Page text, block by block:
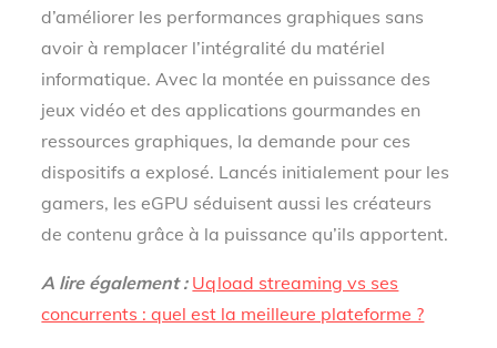
d’améliorer les performances graphiques sans
avoir à remplacer l’intégralité du matériel
informatique. Avec la montée en puissance des
jeux vidéo et des applications gourmandes en
ressources graphiques, la demande pour ces
dispositifs a explosé. Lancés initialement pour les
gamers, les eGPU séduisent aussi les créateurs
de contenu grâce à la puissance qu’ils apportent.
A lire également : Uqload streaming vs ses
concurrents : quel est la meilleure plateforme ?